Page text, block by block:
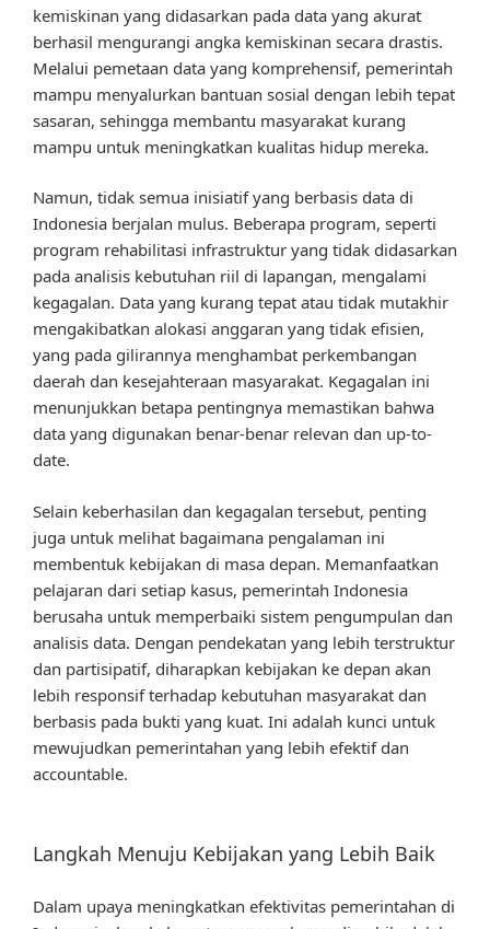
kemiskinan yang didasarkan pada data yang akurat
berhasil mengurangi angka kemiskinan secara drastis.
Melalui pemetaan data yang komprehensif, pemerintah
mampu menyalurkan bantuan sosial dengan lebih tepat
sasaran, sehingga membantu masyarakat kurang
mampu untuk meningkatkan kualitas hidup mereka.
Namun, tidak semua inisiatif yang berbasis data di
Indonesia berjalan mulus. Beberapa program, seperti
program rehabilitasi infrastruktur yang tidak didasarkan
pada analisis kebutuhan riil di lapangan, mengalami
kegagalan. Data yang kurang tepat atau tidak mutakhir
mengakibatkan alokasi anggaran yang tidak efisien,
yang pada gilirannya menghambat perkembangan
daerah dan kesejahteraan masyarakat. Kegagalan ini
menunjukkan betapa pentingnya memastikan bahwa
data yang digunakan benar-benar relevan dan up-to-
date.
Selain keberhasilan dan kegagalan tersebut, penting
juga untuk melihat bagaimana pengalaman ini
membentuk kebijakan di masa depan. Memanfaatkan
pelajaran dari setiap kasus, pemerintah Indonesia
berusaha untuk memperbaiki sistem pengumpulan dan
analisis data. Dengan pendekatan yang lebih terstruktur
dan partisipatif, diharapkan kebijakan ke depan akan
lebih responsif terhadap kebutuhan masyarakat dan
berbasis pada bukti yang kuat. Ini adalah kunci untuk
mewujudkan pemerintahan yang lebih efektif dan
accountable.
Langkah Menuju Kebijakan yang Lebih Baik
Dalam upaya meningkatkan efektivitas pemerintahan di